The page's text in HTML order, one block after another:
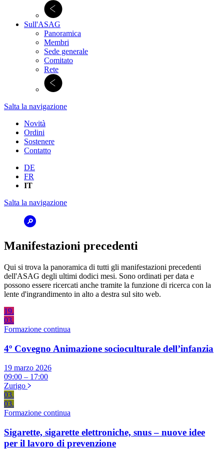
Sull'ASAG
Panoramica
Membri
Sede generale
Comitato
Rete
Salta la navigazione
Novità
Ordini
Sostenere
Contatto
DE
FR
IT
Salta la navigazione
Manifestazioni precedenti
Qui si trova la panoramica di tutti gli manifestazioni precedenti
dell'ASAG degli ultimi dodici mesi. Sono ordinati per data e
possono essere ricercati anche tramite la funzione di ricerca con la
lente d'ingrandimento in alto a destra sul sito web.
19.
03.
Formazione continua
4º Covegno Animazione socioculturale dell’infanzia
19 marzo 2026
09:00 – 17:00
Zurigo
03.
03.
Formazione continua
Sigarette, sigarette elettroniche, snus – nuove idee
per il lavoro di prevenzione